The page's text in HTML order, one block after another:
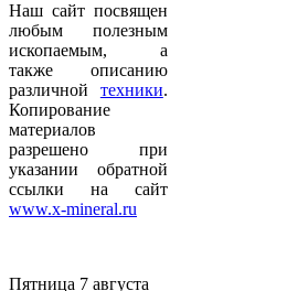
Наш сайт посвящен
любым полезным
ископаемым, а
также описанию
различной техники.
Копирование
материалов
разрешено при
указании обратной
ссылки на сайт
www.x-mineral.ru
Пятница 7 августа